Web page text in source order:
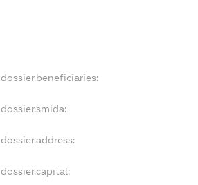
dossier.beneficiaries:
dossier.smida:
dossier.address:
dossier.capital: